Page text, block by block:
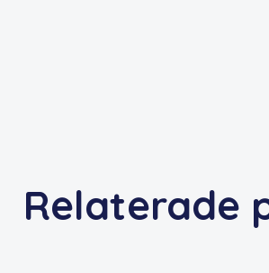
Relaterade